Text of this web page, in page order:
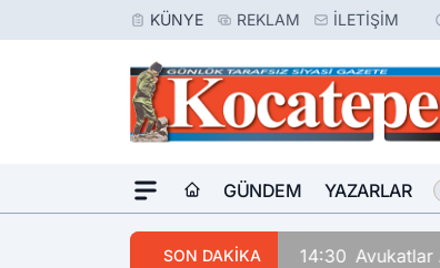
KÜNYE REKLAM İLETIŞIM
GÜNDEM YAZARLAR
SON DAKİKA 14:30 Avukatlar